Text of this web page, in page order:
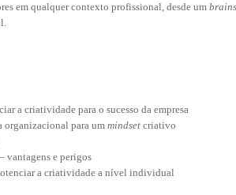
em qualquer contexto profissional, desde um
a criatividade para o sucesso da empresa
para um mindset criativo
vantagens e perigos
a criatividade a nível individual